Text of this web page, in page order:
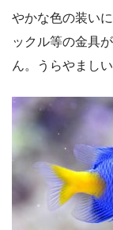
やかな色の装い
ックル等の金具
ん。うらやましい